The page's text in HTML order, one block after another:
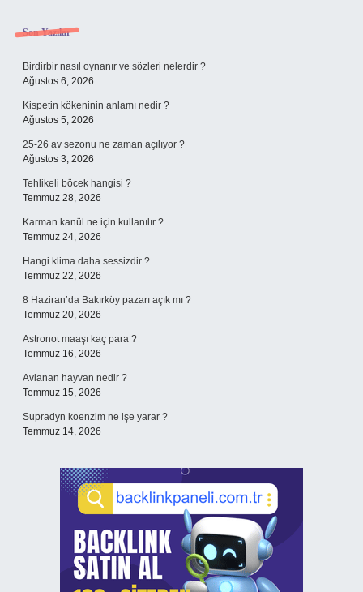
Sidebar
Son Yazılar
Birdirbir nasıl oynanır ve sözleri nelerdir ?
Ağustos 6, 2026
Kispetin kökeninin anlamı nedir ?
Ağustos 5, 2026
25-26 av sezonu ne zaman açılıyor ?
Ağustos 3, 2026
Tehlikeli böcek hangisi ?
Temmuz 28, 2026
Karman kanül ne için kullanılır ?
Temmuz 24, 2026
Hangi klima daha sessizdir ?
Temmuz 22, 2026
8 Haziran’da Bakırköy pazarı açık mı ?
Temmuz 20, 2026
Astronot maaşı kaç para ?
Temmuz 16, 2026
Avlanan hayvan nedir ?
Temmuz 15, 2026
Supradyn koenzim ne işe yarar ?
Temmuz 14, 2026